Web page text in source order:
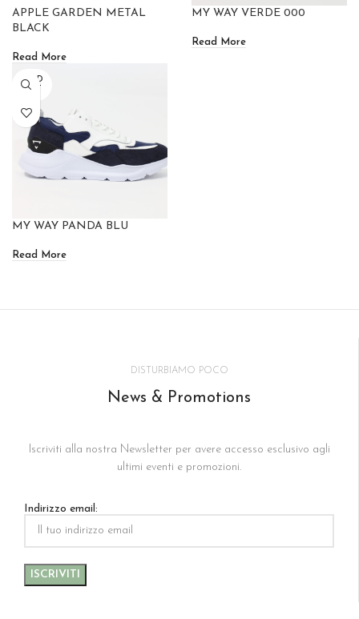
APPLE GARDEN METAL
BLACK
Read More
MY WAY VERDE 000
Read More
SOLD
OUT
MY WAY PANDA BLU
Read More
DISTURBIAMO POCO
News & Promotions
Iscriviti alla nostra Newsletter per avere accesso esclusivo agli
ultimi eventi e promozioni.
Indirizzo email: